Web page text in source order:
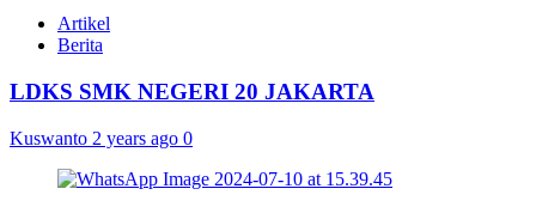
Artikel
Berita
LDKS SMK NEGERI 20 JAKARTA
Kuswanto 2 years ago 0